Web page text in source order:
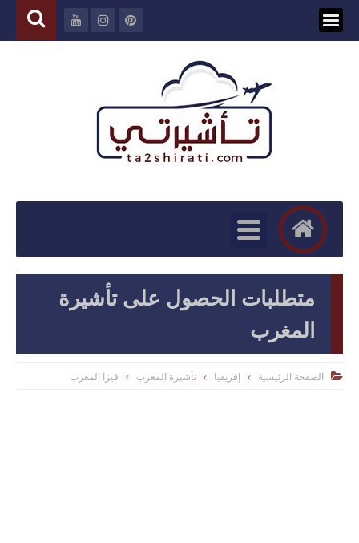
متطلبات الحصول على تأشيرة
المغرب
 الصفحة الرئيسية إفريقيا تأشيرة المغرب فيزا المغرب